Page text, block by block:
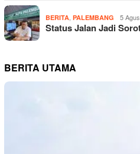
BERITA PALEMBANG 5
Status Jalan Jadi
BERITA UTAMA